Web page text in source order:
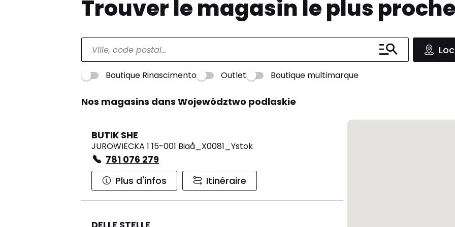
Trouver le magasin le plus proche
Boutique Rinascimento Outlet Boutique multimarque
Nos magasins dans Województwo podlaskie
BUTIK SHE
JUROWIECKA 1 15-001 Biaå_X0081_Ystok
781 076 279
Plus d'infos
Itinéraire